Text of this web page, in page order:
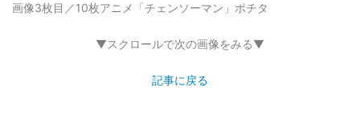
画像3枚目／10枚アニメ「チェンソーマン」ポチタ
▼スクロールで次の画像をみる▼
記事に戻る